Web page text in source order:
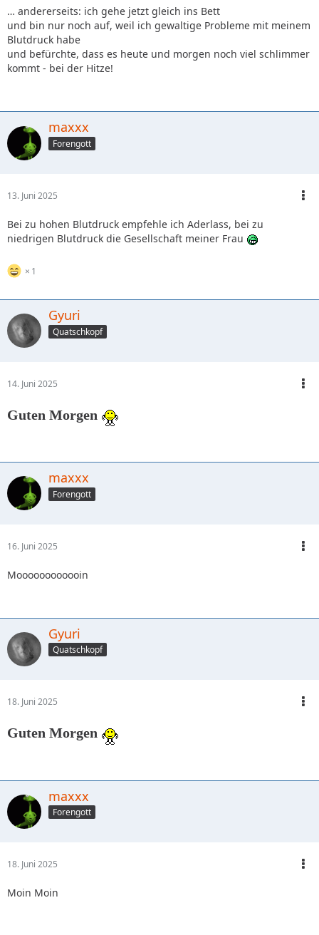
… andererseits: ich gehe jetzt gleich ins Bett
und bin nur noch auf, weil ich gewaltige Probleme mit meinem
Blutdruck habe
und befürchte, dass es heute und morgen noch viel schlimmer
kommt - bei der Hitze!
maxxx
Forengott
13. Juni 2025
Bei zu hohen Blutdruck empfehle ich Aderlass, bei zu
niedrigen Blutdruck die Gesellschaft meiner Frau
1
Gyuri
Quatschkopf
14. Juni 2025
Guten Morgen
maxxx
Forengott
16. Juni 2025
Moooooooooooin
Gyuri
Quatschkopf
18. Juni 2025
Guten Morgen
maxxx
Forengott
18. Juni 2025
Moin Moin